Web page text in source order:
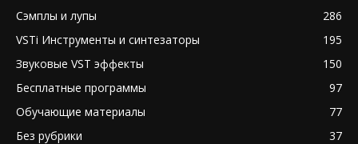
Сэмплы и лупы
286
VSTi Инструменты и синтезаторы
195
Звуковые VST эффекты
150
Бесплатные программы
97
Обучающие материалы
77
Без рубрики
37